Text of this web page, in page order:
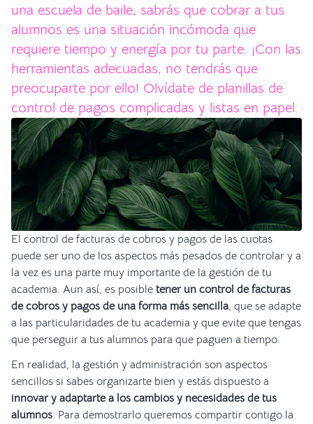
una escuela de baile, sabrás que cobrar a tus
alumnos es una situación incómoda que
requiere tiempo y energía por tu parte. ¡Con las
herramientas adecuadas, no tendrás que
preocuparte por ello! Olvídate de planillas de
control de pagos complicadas y listas en papel.
El control de facturas de cobros y pagos de las cuotas
puede ser uno de los aspectos más pesados de controlar y a
la vez es una parte muy importante de la gestión de tu
academia. Aun así, es posible tener un control de facturas
de cobros y pagos de una forma más sencilla, que se adapte
a las particularidades de tu academia y que evite que tengas
que perseguir a tus alumnos para que paguen a tiempo.
En realidad, la gestión y administración son aspectos
sencillos si sabes organizarte bien y estás dispuesto a
innovar y adaptarte a los cambios y necesidades de tus
alumnos. Para demostrarlo queremos compartir contigo la